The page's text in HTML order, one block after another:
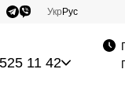
Укр Рус
11 42